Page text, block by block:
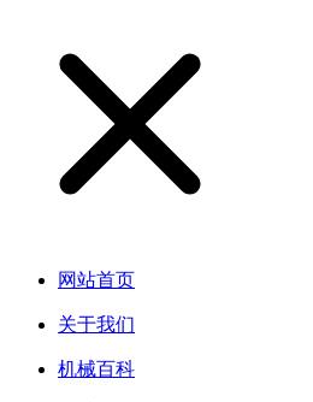
网站首页
关于我们
机械百科